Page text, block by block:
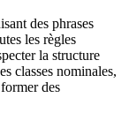
des phrases
les règles
la structure
classes nominales,
des